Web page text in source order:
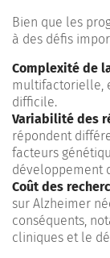
Bien que les
à des défis
Complexité de
multifactorielle,
difficile.
Variabilité des
répondent
facteurs
développement
Coût des
sur Alzheimer
conséquents,
cliniques et le